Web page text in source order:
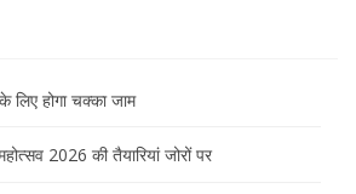
लिए होगा चक्का जाम
2026 की तैयारियां जोरों पर